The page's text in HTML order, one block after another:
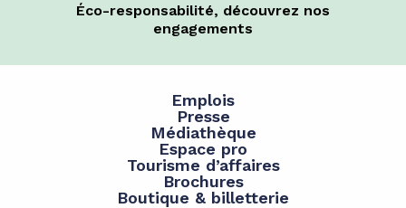
Éco-responsabilité, découvrez nos
engagements
Emplois
Presse
Médiathèque
Espace pro
Tourisme d’affaires
Brochures
Boutique & billetterie